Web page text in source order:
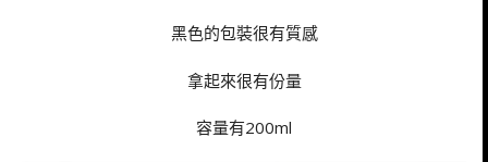
黑色的包裝很有質感
拿起來很有份量
容量有200ml